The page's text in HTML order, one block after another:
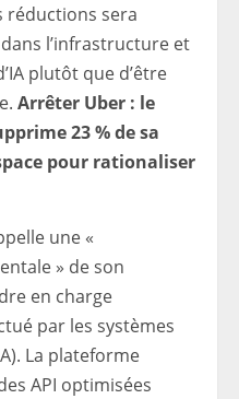
réductions sera
l’infrastructure et
plutôt que d’être
Arrêter Uber : le
23 % de sa
pour rationaliser
une «
» de son
en charge
par les systèmes
La plateforme
API optimisées